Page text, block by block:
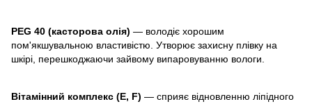
PEG 40 (касторова олія) — володіє хорошим
пом'якшувальною властивістю. Утворює захисну плівку на
шкірі, перешкоджаючи зайвому випаровуванню вологи.
Вітамінний комплекс (Е, F) — сприяє відновленню ліпідного